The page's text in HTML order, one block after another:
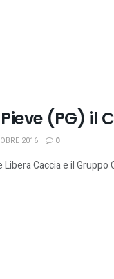
(PG) il
2016 0
Libera Caccia e il